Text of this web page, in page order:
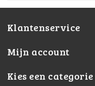
Klantenservice
Mijn account
Kies een categorie